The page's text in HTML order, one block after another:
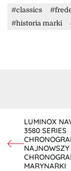
classics
historia marki
WPISU
LUMINOX
3580 SERIES
NAJNOWSZY
MARYNARKI